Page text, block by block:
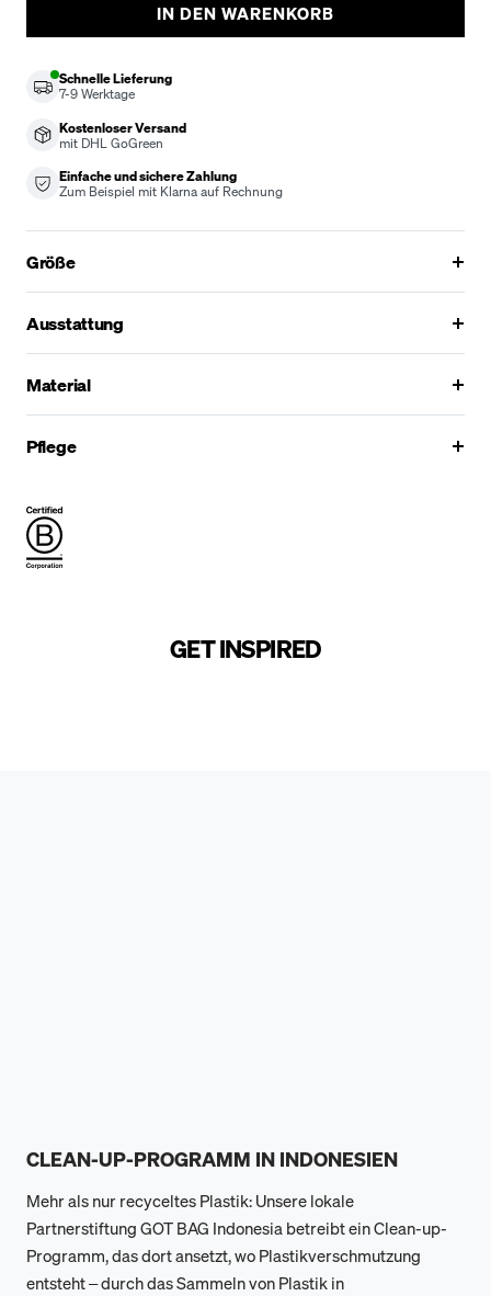
IN DEN WARENKORB
Schnelle Lieferung
7-9Werktage
Kostenloser Versand
mit DHL GoGreen
Einfache und sichere Zahlung
Zum Beispiel mit Klarna auf Rechnung
Größe
Ausstattung
Material
Pflege
GET INSPIRED
CLEAN-UP-PROGRAMM IN INDONESIEN
Mehr als nur recyceltes Plastik: Unsere lokale
Partnerstiftung GOT BAG Indonesia betreibt ein Clean-up-
Programm, das dort ansetzt, wo Plastikverschmutzung
entsteht – durch das Sammeln von Plastik in